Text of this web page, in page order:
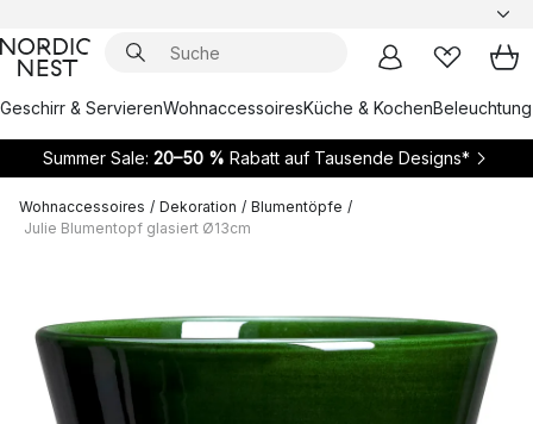
Geschirr & ServierenWohnaccessoiresKüche & KochenBeleuchtung
Summer Sale: 20–50 % Rabatt auf Tausende Designs*
Wohnaccessoires / Dekoration / Blumentöpfe /
Julie Blumentopf glasiert Ø13cm